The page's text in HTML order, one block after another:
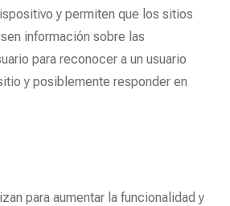
y permiten que los sitios
información sobre las
para reconocer a un usuario
y posiblemente responder en
para aumentar la funcionalidad y